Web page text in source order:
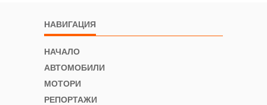
НАВИГАЦИЯ
НАЧАЛО
АВТОМОБИЛИ
МОТОРИ
РЕПОРТАЖИ